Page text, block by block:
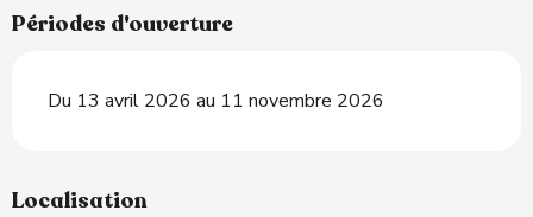
Périodes d'ouverture
Du 13 avril 2026 au 11 novembre 2026
Localisation